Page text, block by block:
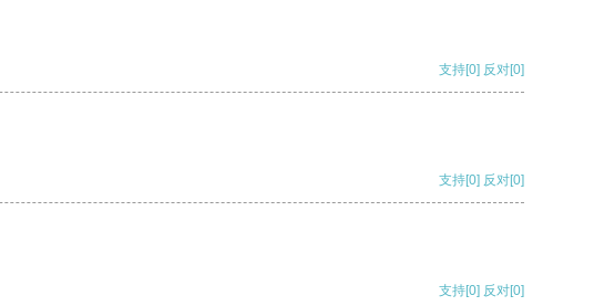
支持[0] 反对[0]
支持[0] 反对[0]
支持[0] 反对[0]